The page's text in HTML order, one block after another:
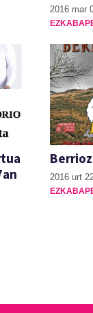
2016 mar
2016 urt